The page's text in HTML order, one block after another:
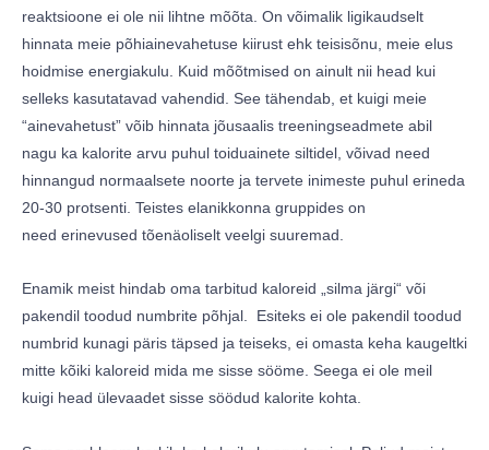
reaktsioone ei ole nii lihtne mõõta. On võimalik ligikaudselt
hinnata meie põhiainevahetuse kiirust ehk teisisõnu, meie elus
hoidmise energiakulu. Kuid mõõtmised on ainult nii head kui
selleks kasutatavad vahendid. See tähendab, et kuigi meie
“ainevahetust” võib hinnata jõusaalis treeningseadmete abil
nagu ka kalorite arvu puhul toiduainete siltidel, võivad need
hinnangud normaalsete noorte ja tervete inimeste puhul erineda
20-30 protsenti. Teistes elanikkonna gruppides on
need erinevused tõenäoliselt veelgi suuremad.
Enamik meist hindab oma tarbitud kaloreid „silma järgi“ või
pakendil toodud numbrite põhjal. Esiteks ei ole pakendil toodud
numbrid kunagi päris täpsed ja teiseks, ei omasta keha kaugeltki
mitte kõiki kaloreid mida me sisse sööme. Seega ei ole meil
kuigi head ülevaadet sisse söödud kalorite kohta.